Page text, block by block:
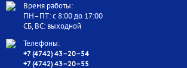
Время работы:
ПН–ПТ: с 8:00 до 17:00
СБ, ВС: выходной
Телефоны:
+7 (4742) 43–20–54
+7 (4742) 43–20–55